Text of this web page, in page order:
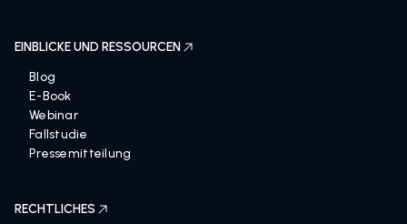
EINBLICKE UND RESSOURCEN
Blog
E-Book
Webinar
Fallstudie
Pressemitteilung
RECHTLICHES